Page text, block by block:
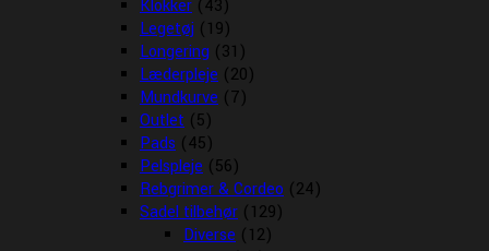
Klokker (43)
Legetøj (19)
Longering (31)
Læderpleje (20)
Mundkurve (7)
Outlet (5)
Pads (45)
Pelspleje (56)
Rebgrimer & Cordeo (24)
Sadel tilbehør (129)
Diverse (12)